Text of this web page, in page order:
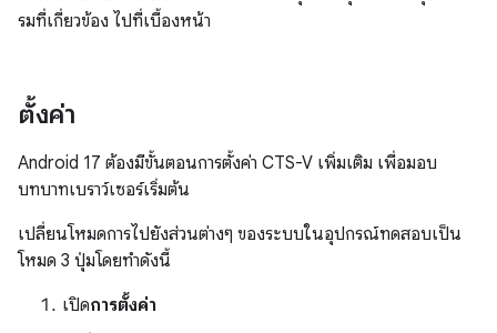
รมที่เกี่ยวข้อง ไปที่เบื้องหน้า
ตั้งค่า
Android 17 ต้องมีขั้นตอนการตั้งค่า CTS-V เพิ่มเติม เพื่อมอบ
บทบาทเบราว์เซอร์เริ่มต้น
เปลี่ยนโหมดการไปยังส่วนต่างๆ ของระบบในอุปกรณ์ทดสอบเป็น
โหมด 3 ปุ่มโดยทำดังนี้
เปิดการตั้งค่า